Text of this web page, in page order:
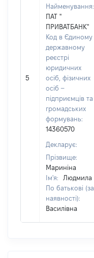
5
Найменування:
ПАТ "
ПРИВАТБАНК"
Код в Єдиному
державному
реєстрі
юридичних
осіб, фізичних
осіб –
підприємців та
громадських
формувань:
14360570
Декларує:
Прізвище:
Мариніна
Ім'я:
Людмила
По батькові (за
наявності):
Василівна